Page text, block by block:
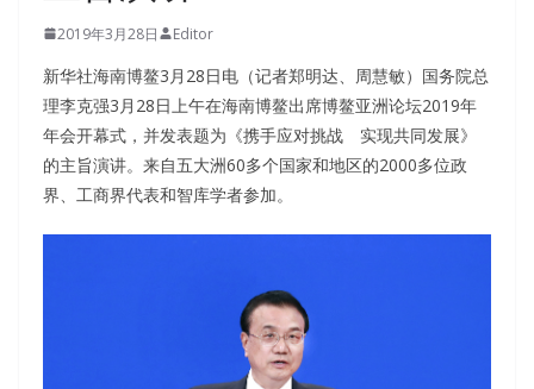
2019年3月28日 Editor
新华社海南博鳌3月28日电（记者郑明达、周慧敏）国务院总
理李克强3月28日上午在海南博鳌出席博鳌亚洲论坛2019年
年会开幕式，并发表题为《携手应对挑战 实现共同发展》
的主旨演讲。来自五大洲60多个国家和地区的2000多位政
界、工商界代表和智库学者参加。